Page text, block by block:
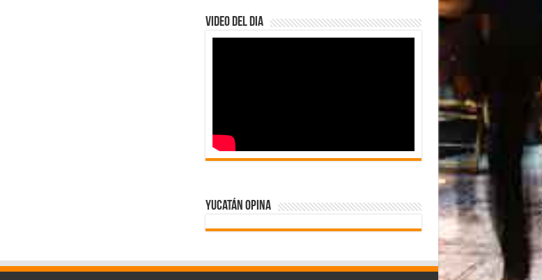
Video del dia
Yucatán Opina